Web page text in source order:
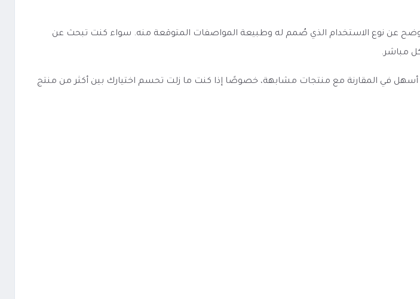
أوضح عن نوع الاستخدام الذي صُمم له وطبيعة المواصفات المتوقعة منه. سواء كنت تبحث عن
مباشر.
وضوح العنوان والمواصفات والخيارات المتاحة يجعل شيشه تونسي استيل كروم مقاس 26 أسهل في المقارنة مع منتجات مشابهة، خصوصًا إذا كنت ما زلت تحسم اختيارك بين أكثر من منتج